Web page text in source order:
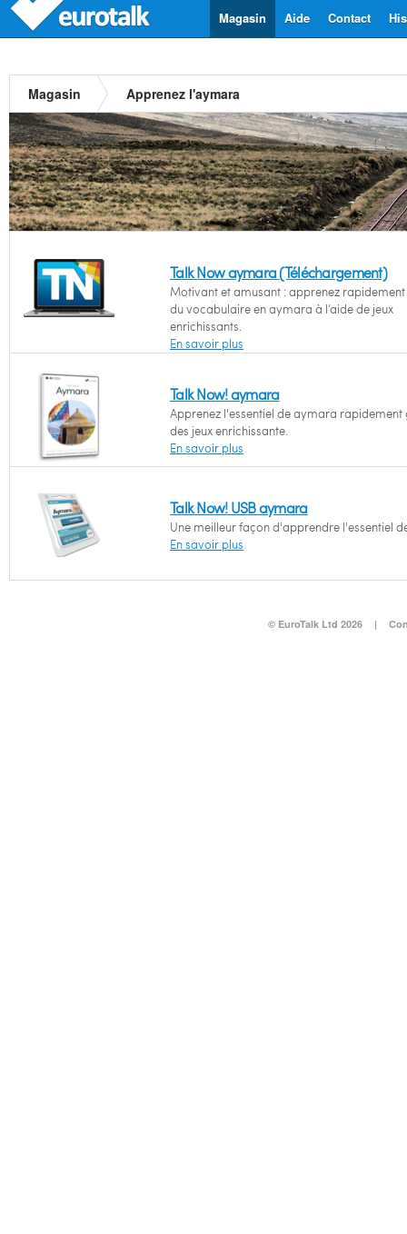
Contact
Aide
Magasin
Magasin Apprenez l'aymara
Talk Now aymara (Téléchargement)
Motivant et amusant : apprenez rapidement
du vocabulaire en aymara à l’aide de jeux
enrichissants.
En savoir plus
Talk Now! aymara
Apprenez l'essentiel de aymara rapidement
des jeux enrichissante.
En savoir plus
Talk Now! USB aymara
Une meilleur façon d'apprendre l'essentiel
En savoir plus
© EuroTalk Ltd 2026 |